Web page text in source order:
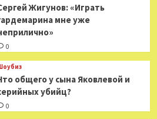
Жигунов: «Играть
мне уже
0
общего у сына Яковлевой и
убийц?
0